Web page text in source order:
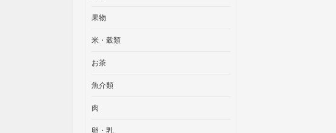
果物
米・穀類
お茶
魚介類
肉
卵・乳